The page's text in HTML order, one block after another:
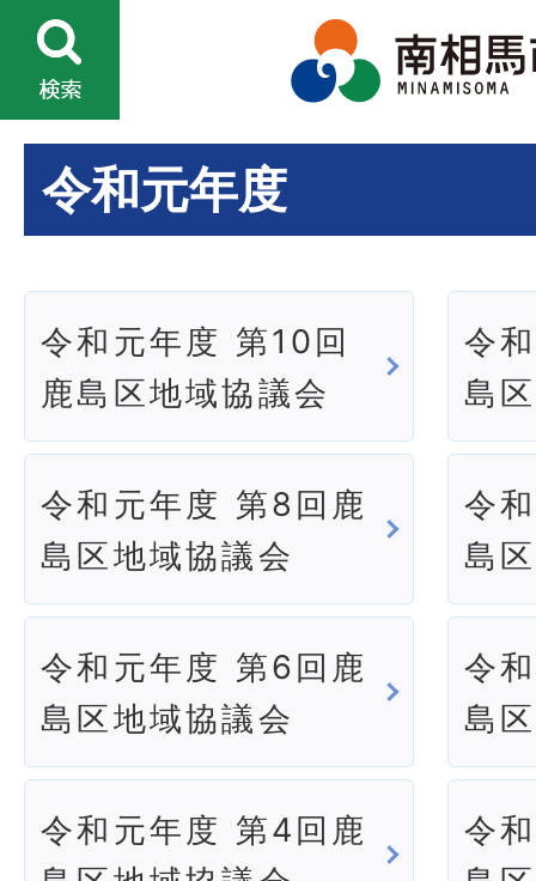
令和元年度
令和元年度 第10回
鹿島区地域協議会
令
島
令和元年度 第8回鹿
島区地域協議会
令
島
令和元年度 第6回鹿
島区地域協議会
令
島
令和元年度 第4回鹿
令